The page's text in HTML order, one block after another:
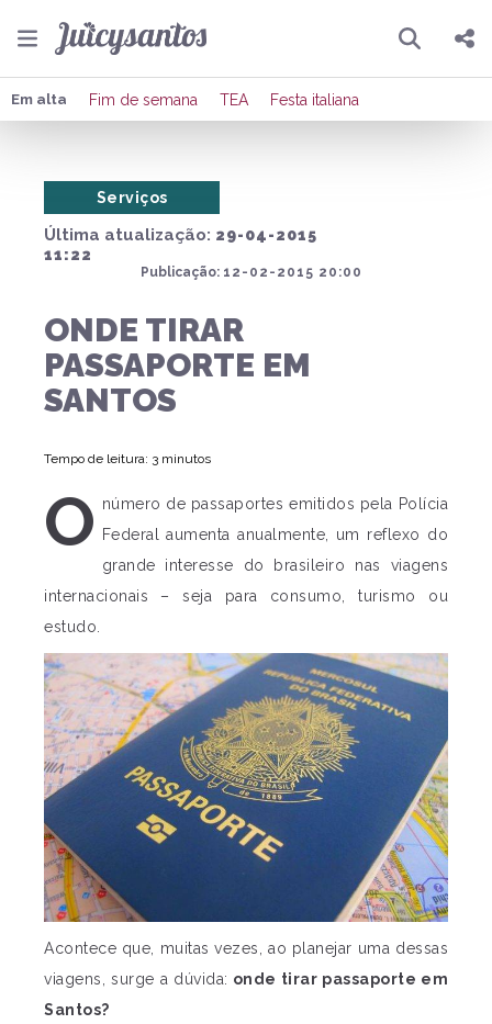
Pesquisar
Compartilhar
Em alta Fim de semana TEA Festa italiana
Última atualização: 29-04-2015
11:22
Publicação: 12-02-2015 20:00
Serviços
ONDE TIRAR
PASSAPORTE EM
SANTOS
Tempo de leitura: 3 minutos
O número de passaportes emitidos pela Polícia
Federal aumenta anualmente, um reflexo do
grande interesse do brasileiro nas viagens
internacionais – seja para consumo, turismo ou
estudo.
Acontece que, muitas vezes, ao planejar uma dessas
viagens, surge a dúvida: onde tirar passaporte em
Santos?